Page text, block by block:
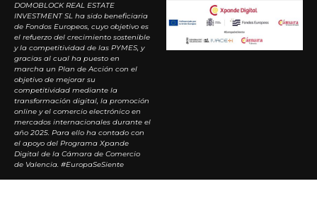
DOMOBLOCK REAL ESTATE
INVESTMENT SL ha sido beneficiaria
de Fondos Europeos, cuyo objetivo es
el refuerzo del crecimiento sostenible
y la competitividad de las PYMES, y
gracias al cual ha puesto en
marcha un Plan de Acción con el
objetivo de mejorar su
competitividad mediante la
transformación digital, la promoción
online y el comercio electrónico en
mercados internacionales durante el
año 2025. Para ello ha contado con
el apoyo del Programa Xpande
Digital de la Cámara de Comercio
de Valencia. #EuropaSeSiente